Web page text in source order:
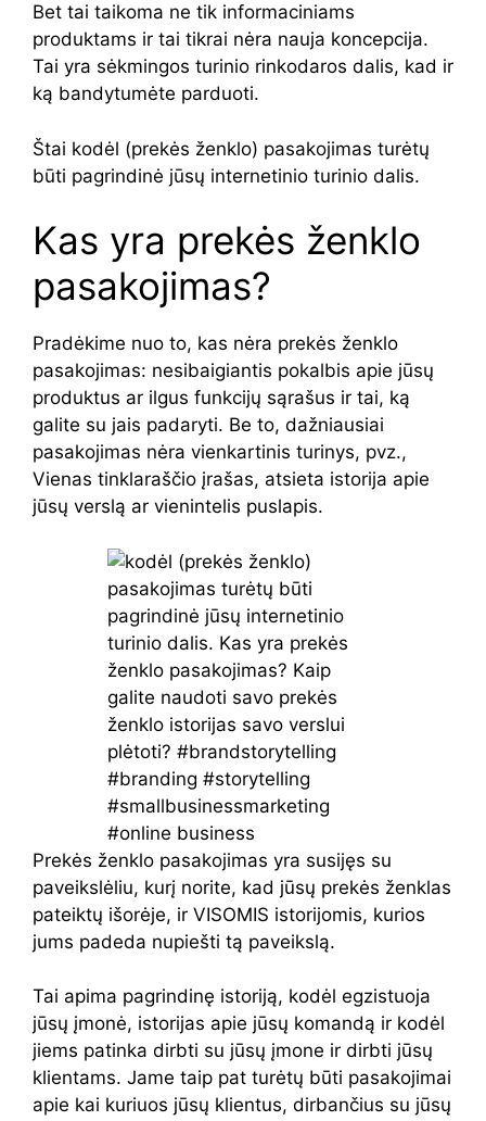
Bet tai taikoma ne tik informaciniams
produktams ir tai tikrai nėra nauja koncepcija.
Tai yra sėkmingos turinio rinkodaros dalis, kad ir
ką bandytumėte parduoti.
Štai kodėl (prekės ženklo) pasakojimas turėtų
būti pagrindinė jūsų internetinio turinio dalis.
Kas yra prekės ženklo
pasakojimas?
Pradėkime nuo to, kas nėra prekės ženklo
pasakojimas: nesibaigiantis pokalbis apie jūsų
produktus ar ilgus funkcijų sąrašus ir tai, ką
galite su jais padaryti. Be to, dažniausiai
pasakojimas nėra vienkartinis turinys, pvz.,
Vienas tinklaraščio įrašas, atsieta istorija apie
jūsų verslą ar vienintelis puslapis.
Prekės ženklo pasakojimas yra susijęs su
paveikslėliu, kurį norite, kad jūsų prekės ženklas
pateiktų išorėje, ir VISOMIS istorijomis, kurios
jums padeda nupiešti tą paveikslą.
Tai apima pagrindinę istoriją, kodėl egzistuoja
jūsų įmonė, istorijas apie jūsų komandą ir kodėl
jiems patinka dirbti su jūsų įmone ir dirbti jūsų
klientams. Jame taip pat turėtų būti pasakojimai
apie kai kuriuos jūsų klientus, dirbančius su jūsų